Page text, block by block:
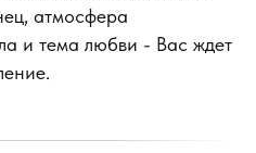
атмосфера
и тема любви - Вас ждет